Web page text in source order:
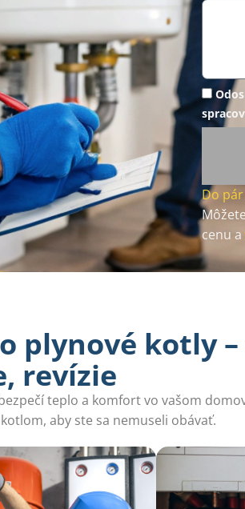
Do
cenu a
plynové kotly –
revízie
teplo a komfort vo vašom
aby ste sa nemuseli obávať.